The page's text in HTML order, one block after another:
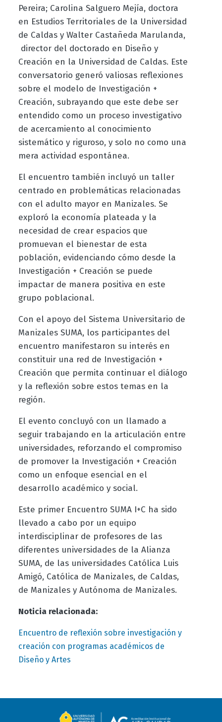
Pereira; Carolina Salguero Mejía, doctora
en Estudios Territoriales de la Universidad
de Caldas y Walter Castañeda Marulanda,
director del doctorado en Diseño y
Creación en la Universidad de Caldas. Este
conversatorio generó valiosas reflexiones
sobre el modelo de Investigación +
Creación, subrayando que este debe ser
entendido como un proceso investigativo
de acercamiento al conocimiento
sistemático y riguroso, y solo no como una
mera actividad espontánea.
El encuentro también incluyó un taller
centrado en problemáticas relacionadas
con el adulto mayor en Manizales. Se
exploró la economía plateada y la
necesidad de crear espacios que
promuevan el bienestar de esta
población, evidenciando cómo desde la
Investigación + Creación se puede
impactar de manera positiva en este
grupo poblacional.
Con el apoyo del Sistema Universitario de
Manizales SUMA, los participantes del
encuentro manifestaron su interés en
constituir una red de Investigación +
Creación que permita continuar el diálogo
y la reflexión sobre estos temas en la
región.
El evento concluyó con un llamado a
seguir trabajando en la articulación entre
universidades, reforzando el compromiso
de promover la Investigación + Creación
como un enfoque esencial en el
desarrollo académico y social.
Este primer Encuentro SUMA I+C ha sido
llevado a cabo por un equipo
interdisciplinar de profesores de las
diferentes universidades de la Alianza
SUMA, de las universidades Católica Luis
Amigó, Católica de Manizales, de Caldas,
de Manizales y Autónoma de Manizales.
Noticia relacionada:
Encuentro de reflexión sobre investigación y
creación con programas académicos de
Diseño y Artes